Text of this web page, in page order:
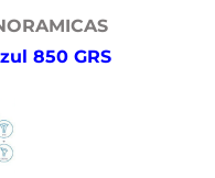
850 GRS